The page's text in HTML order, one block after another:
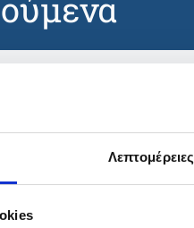
Λεπτομέρειες